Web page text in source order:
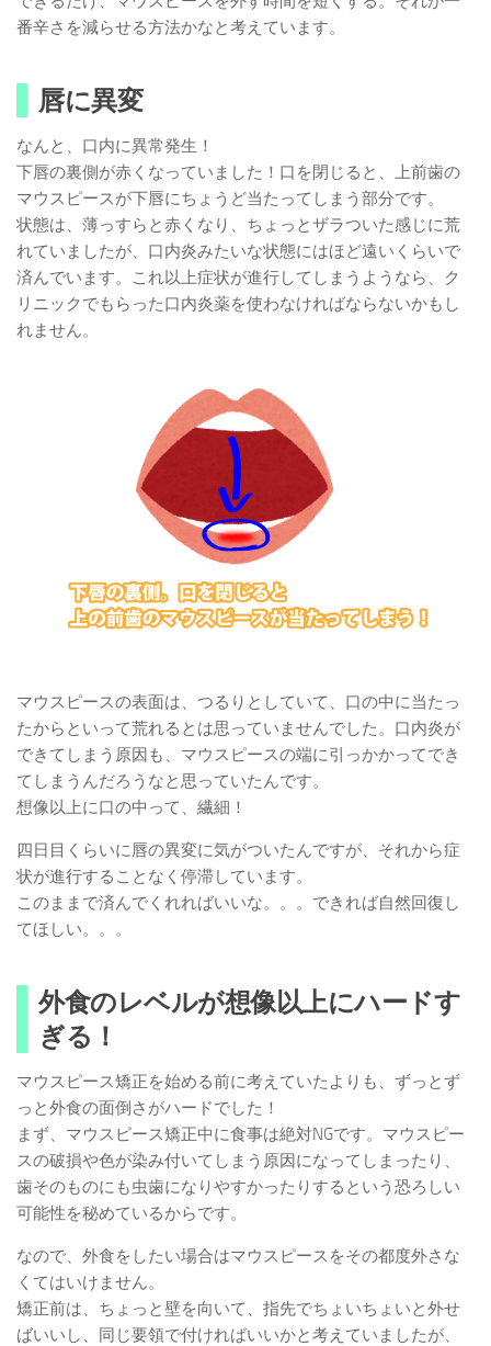
番辛さを減らせる方法かなと考えています。
唇に異変
なんと、口内に異常発生！
下唇の裏側が赤くなっていました！口を閉じると、上前歯の
マウスピースが下唇にちょうど当たってしまう部分です。
状態は、薄っすらと赤くなり、ちょっとザラついた感じに荒
れていましたが、口内炎みたいな状態にはほど遠いくらいで
済んでいます。これ以上症状が進行してしまうようなら、ク
リニックでもらった口内炎薬を使わなければならないかもし
れません。
マウスピースの表面は、つるりとしていて、口の中に当たっ
たからといって荒れるとは思っていませんでした。口内炎が
できてしまう原因も、マウスピースの端に引っかかってでき
てしまうんだろうなと思っていたんです。
想像以上に口の中って、繊細！
四日目くらいに唇の異変に気がついたんですが、それから症
状が進行することなく停滞しています。
このままで済んでくれればいいな。。。できれば自然回復し
てほしい。。。
外食のレベルが想像以上にハードす
ぎる！
マウスピース矯正を始める前に考えていたよりも、ずっとず
っと外食の面倒さがハードでした！
まず、マウスピース矯正中に食事は絶対NGです。マウスピー
スの破損や色が染み付いてしまう原因になってしまったり、
歯そのものにも虫歯になりやすかったりするという恐ろしい
可能性を秘めているからです。
なので、外食をしたい場合はマウスピースをその都度外さな
くてはいけません。
矯正前は、ちょっと壁を向いて、指先でちょいちょいと外せ
ばいいし、同じ要領で付ければいいかと考えていましたが、